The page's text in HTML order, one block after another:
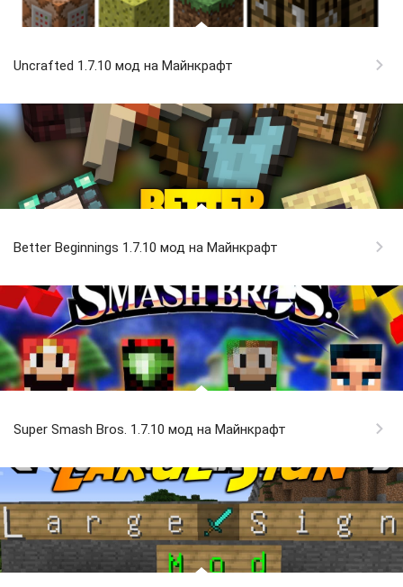
Uncrafted 1.7.10 мод на Майнкрафт
Better Beginnings 1.7.10 мод на Майнкрафт
Super Smash Bros. 1.7.10 мод на Майнкрафт